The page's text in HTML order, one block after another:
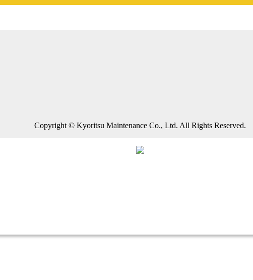
Copyright © Kyoritsu Maintenance Co., Ltd. All Rights Reserved.